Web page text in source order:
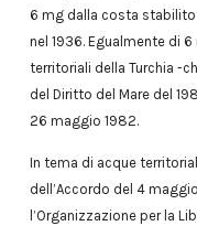
6 mg dalla costa stabilito
nel 1936. Egualmente di
territoriali della Turchia -
del Diritto del Mare del
26 maggio 1982.
In tema di acque
dell’Accordo del 4
l’Organizzazione per la